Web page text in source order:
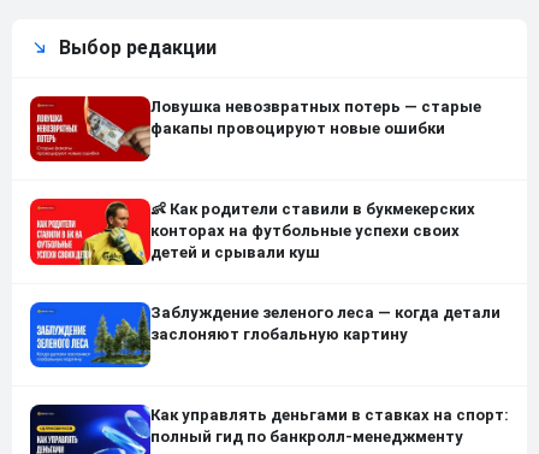
Выбор редакции
Ловушка невозвратных потерь — старые
факапы провоцируют новые ошибки
👶 Как родители ставили в букмекерских
конторах на футбольные успехи своих
детей и срывали куш
Заблуждение зеленого леса — когда детали
заслоняют глобальную картину
Как управлять деньгами в ставках на спорт:
полный гид по банкролл-менеджменту